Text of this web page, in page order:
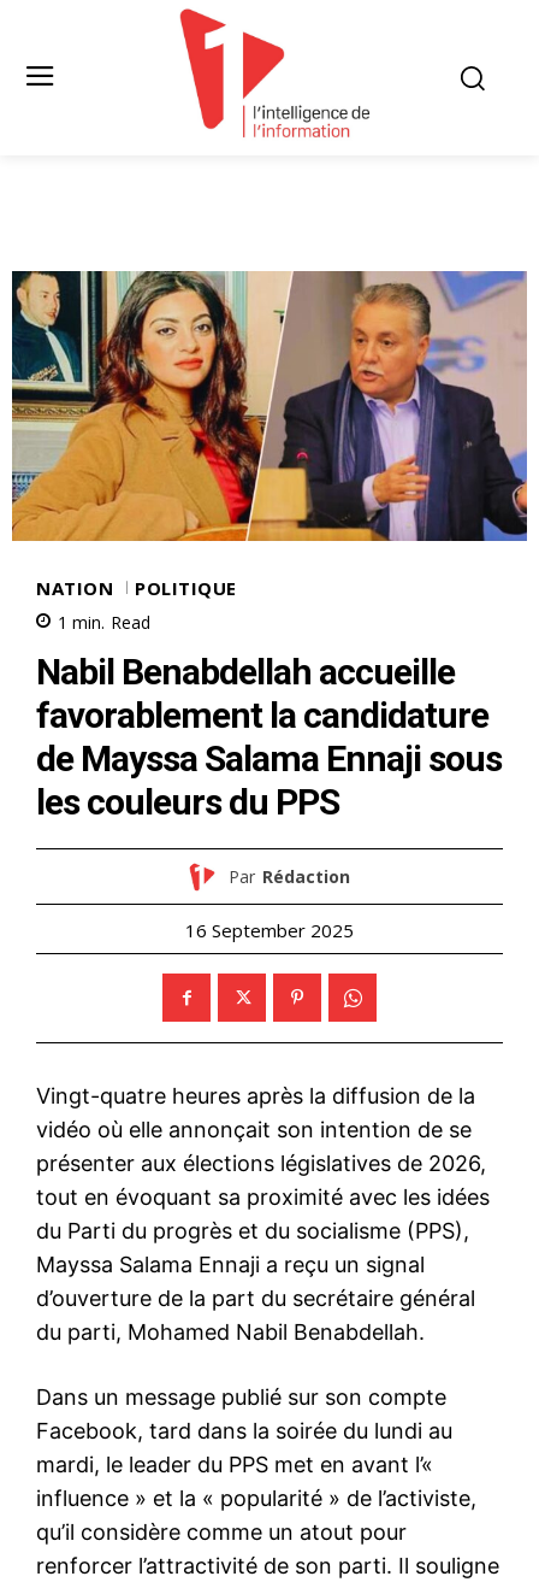
NATION POLITIQUE
1 min. Read
Nabil Benabdellah accueille
favorablement la candidature
de Mayssa Salama Ennaji sous
les couleurs du PPS
Par Rédaction
16 September 2025
Vingt-quatre heures après la diffusion de la
vidéo où elle annonçait son intention de se
présenter aux élections législatives de 2026,
tout en évoquant sa proximité avec les idées
du Parti du progrès et du socialisme (PPS),
Mayssa Salama Ennaji a reçu un signal
d’ouverture de la part du secrétaire général
du parti, Mohamed Nabil Benabdellah.
Dans un message publié sur son compte
Facebook, tard dans la soirée du lundi au
mardi, le leader du PPS met en avant l’«
influence » et la « popularité » de l’activiste,
qu’il considère comme un atout pour
renforcer l’attractivité de son parti. Il souligne